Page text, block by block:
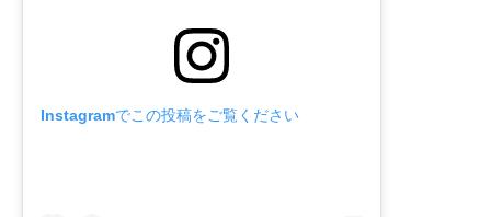
Instagramでこの投稿をご覧ください